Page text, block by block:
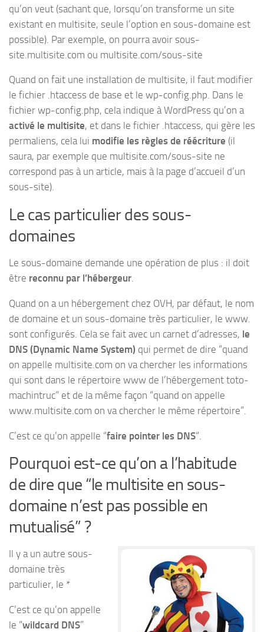
qu’on veut (sachant que, lorsqu’on transforme un site
existant en multisite, seule l’option en sous-domaine est
possible). Par exemple, on pourra avoir sous-
site.multisite.com ou multisite.com/sous-site
Quand on fait une installation de multisite, il faut modifier
le fichier .htaccess de base et le wp-config.php. Dans le
fichier wp-config.php, cela indique à WordPress qu’on a
activé le multisite, et dans le fichier .htaccess, qui gère les
permaliens, cela lui modifie les règles de réécriture (il
saura, par exemple que multisite.com/sous-site ne
correspond pas à un article, mais à la page d’accueil d’un
sous-site).
Le cas particulier des sous-
domaines
Le sous-domaine demande une opération de plus : il doit
être reconnu par l’hébergeur.
Quand on a un hébergement chez OVH, par défaut, le nom
de domaine et un sous-domaine très particulier, le www.
sont configurés. Cela se fait avec un carnet d’adresses, le
DNS (Dynamic Name System) qui permet de dire “quand
on appelle multisite.com on va chercher les informations
qui sont dans le répertoire www de l’hébergement toto-
machintruc” et de la même façon “quand on appelle
www.multisite.com on va chercher le même répertoire”.
C’est ce qu’on appelle “faire pointer les DNS“.
Pourquoi est-ce qu’on a l’habitude
de dire que “le multisite en sous-
domaine n’est pas possible en
mutualisé” ?
Il y a un autre sous-
domaine très
particulier, le *
C’est ce qu’on appelle
le “wildcard DNS”